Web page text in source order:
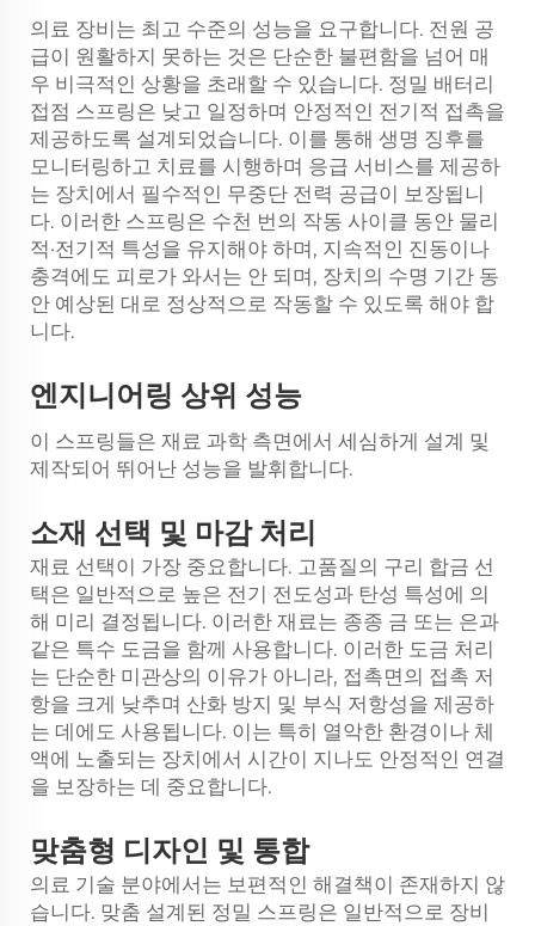
의료 장비는 최고 수준의 성능을 요구합니다. 전원 공
급이 원활하지 못하는 것은 단순한 불편함을 넘어 매
우 비극적인 상황을 초래할 수 있습니다. 정밀 배터리
접점 스프링은 낮고 일정하며 안정적인 전기적 접촉을
제공하도록 설계되었습니다. 이를 통해 생명 징후를
모니터링하고 치료를 시행하며 응급 서비스를 제공하
는 장치에서 필수적인 무중단 전력 공급이 보장됩니
다. 이러한 스프링은 수천 번의 작동 사이클 동안 물리
적·전기적 특성을 유지해야 하며, 지속적인 진동이나
충격에도 피로가 와서는 안 되며, 장치의 수명 기간 동
안 예상된 대로 정상적으로 작동할 수 있도록 해야 합
니다.
엔지니어링 상위 성능
이 스프링들은 재료 과학 측면에서 세심하게 설계 및
제작되어 뛰어난 성능을 발휘합니다.
소재 선택 및 마감 처리
재료 선택이 가장 중요합니다. 고품질의 구리 합금 선
택은 일반적으로 높은 전기 전도성과 탄성 특성에 의
해 미리 결정됩니다. 이러한 재료는 종종 금 또는 은과
같은 특수 도금을 함께 사용합니다. 이러한 도금 처리
는 단순한 미관상의 이유가 아니라, 접촉면의 접촉 저
항을 크게 낮추며 산화 방지 및 부식 저항성을 제공하
는 데에도 사용됩니다. 이는 특히 열악한 환경이나 체
액에 노출되는 장치에서 시간이 지나도 안정적인 연결
을 보장하는 데 중요합니다.
맞춤형 디자인 및 통합
의료 기술 분야에서는 보편적인 해결책이 존재하지 않
습니다. 맞춤 설계된 정밀 스프링은 일반적으로 장비